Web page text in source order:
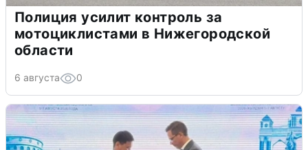
Полиция усилит контроль за
мотоциклистами в Нижегородской
области
6 августа 0